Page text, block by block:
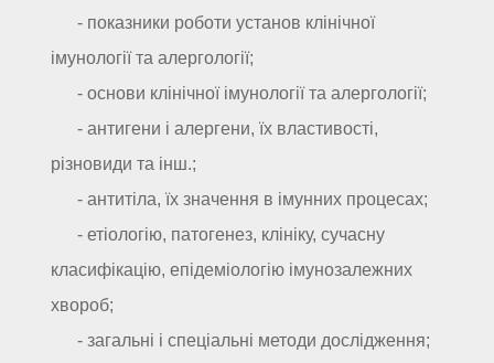
- показники роботи установ клінічної
імунології та алергології;
- основи клінічної імунології та алергології;
- антигени і алергени, їх властивості,
різновиди та інш.;
- антитіла, їх значення в імунних процесах;
- етіологію, патогенез, клініку, сучасну
класифікацію, епідеміологію імунозалежних
хвороб;
- загальні і спеціальні методи дослідження;